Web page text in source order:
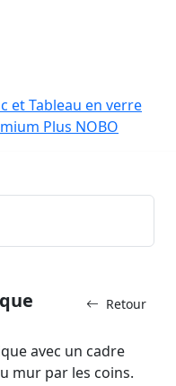
et Tableau en verre
Plus NOBO
Retour
avec un cadre
mur par les coins.